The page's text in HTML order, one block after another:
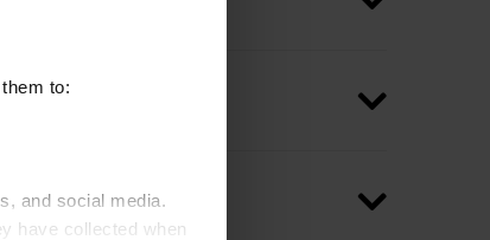
to:
and social media.
have collected when